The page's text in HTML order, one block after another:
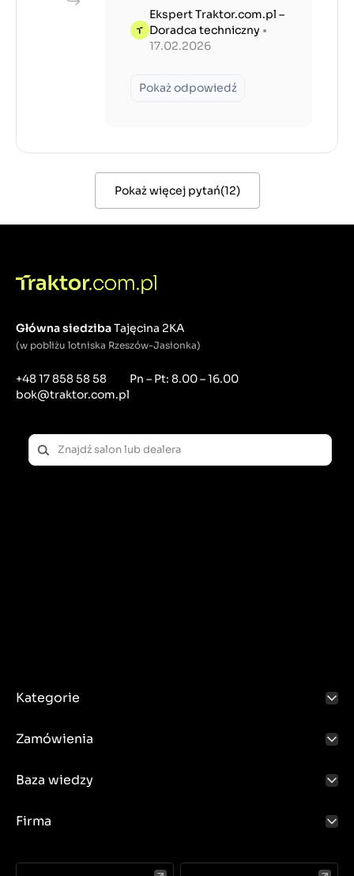
Ekspert Traktor.com.pl –
Doradca techniczny •
17.02.2026
Pokaż odpowiedź
Pokaż więcej pytań(12)
Główna siedzibaTajęcina 2KA
(w pobliżu lotniska Rzeszów-Jasionka)
+48 17 858 58 58
bok@traktor.com.pl
Pn – Pt: 8.00 – 16.00
Kategorie
Zamówienia
Baza wiedzy
Firma